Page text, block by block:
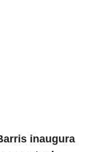
inaugura